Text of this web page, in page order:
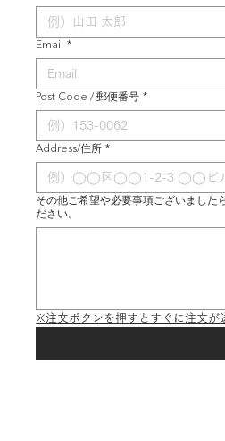
Email *
Post Code / 郵便番号 *
Address/住所 *
その他ご希望や必要事項ございました
ださい。
※注文ボタンを押すとすぐに注文が